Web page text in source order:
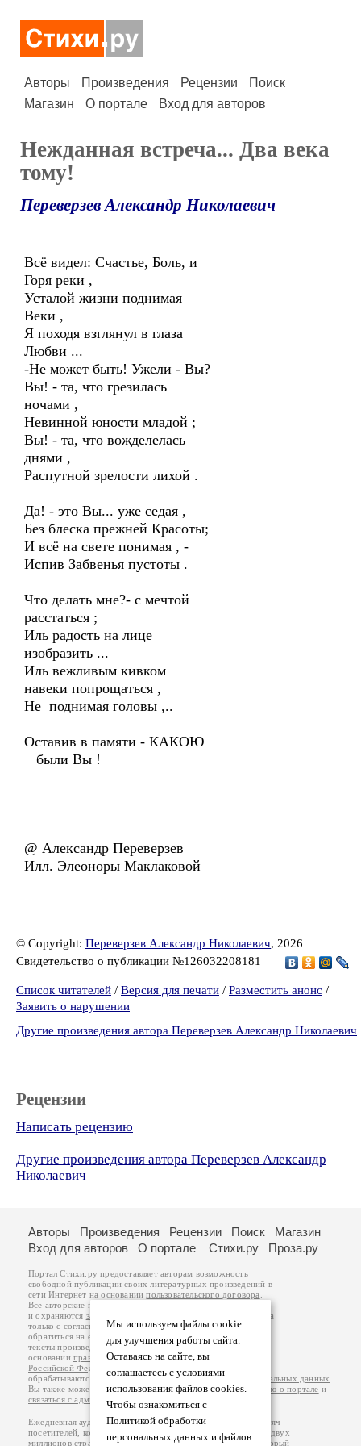
Авторы Произведения Рецензии
Поиск
Магазин
О портале Вход для авторов
Нежданная встреча... Два века
тому!
Переверзев Александр Николаевич
Всё видел: Счастье, Боль, и
Горя реки ,
Усталой жизни поднимая
Веки ,
Я походя взглянул в глаза
Любви ...
-Не может быть! Ужели - Вы?
Вы! - та, что грезилась
ночами ,
Невинной юности младой ;
Вы! - та, что вожделелась
днями ,
Распутной зрелости лихой .
Да! - это Вы... уже седая ,
Без блеска прежней Красоты;
И всё на свете понимая , -
Испив Забвенья пустоты .
Что делать мне?- с мечтой
расстаться ;
Иль радость на лице
изобразить ...
Иль вежливым кивком
навеки попрощаться ,
Не поднимая головы ,..
Оставив в памяти - КАКОЮ
были Вы !
@ Александр Переверзев
Илл. Элеоноры Маклаковой
© Copyright: Переверзев Александр Николаевич, 2026
Свидетельство о публикации №126032208181
Список читателей / Версия для печати / Разместить анонс /
Заявить о нарушении
Другие произведения автора Переверзев Александр Николаевич
Рецензии
Написать рецензию
Другие произведения автора Переверзев Александр
Николаевич
Мы используем файлы cookie
для улучшения работы сайта.
Оставаясь на сайте, вы
соглашаетесь с условиями
использования файлов cookies.
Чтобы ознакомиться с
Политикой обработки
персональных данных и файлов
Авторы Произведения Рецензии Поиск
Магазин
Вход для авторов
О портале Стихи.ру Проза.ру
Портал Стихи.ру предоставляет авторам возможность
свободной публикации своих литературных произведений в
сети Интернет на основаниипользовательского договора
Все авторские права на произведения принадлежат авторам
и охраняются законом
. Перепечатка произведений возможна
только с согласия его автора, к которому вы можете
обратиться на его авторской странице. Ответственность за
тексты произведений авторы несут самостоятельно на
основанииправил публикацииизаконодательства
Российской Федерации
обрабатываются на основанииПолитики обработки персональных данных
Вы также можете посмотреть более подробнуюинформацию о портале и
связаться с администрацией
Ежедневная аудитория портала Стихи.ру – порядка 200 тысяч
посетителей, которые в общей сумме просматривают более двух
миллионов страниц по данным счетчика посещаемости, который